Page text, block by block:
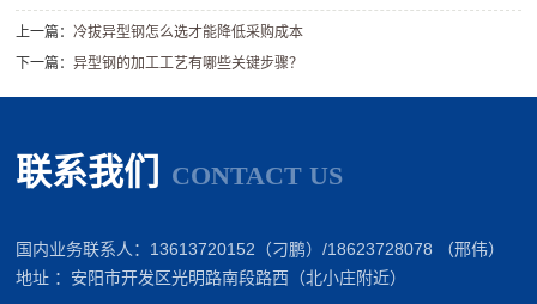
上一篇：​冷拔异型钢怎么选才能降低采购成本
下一篇：​异型钢的加工工艺有哪些关键步骤？
联系我们 CONTACT US
国内业务联系人：13613720152（刁鹏）/18623728078 （邢伟）
地址 ：安阳市开发区光明路南段路西（北小庄附近）